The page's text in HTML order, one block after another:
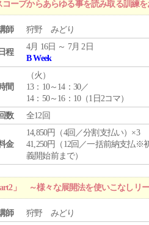
ープからあらゆる事を読み取る訓練を
師 狩野 みどり
日程
4月 16日 ～ 7月 2日
B Week
間
（火 ）
13：10～14：30／
14：50～16：10（1日2コマ）
数
全12回
金
14,850円（4回／分割支払い）×3
41,250円（12回／一括前納支払※
義開始前まで）
」 ～様々な展開法を使いこなしリ
師 狩野 みどり